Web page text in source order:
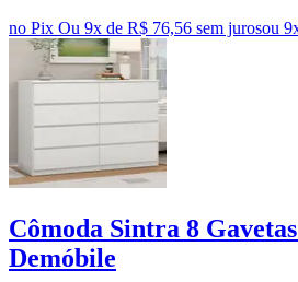
no Pix Ou 9x de R$ 76,56 sem jurosou 9
Cômoda Sintra 8
Demóbile